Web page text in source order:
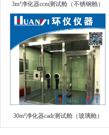
3m³净化器ccm测试舱（不锈钢舱）
30m³净化器cadr测试舱（玻璃舱）